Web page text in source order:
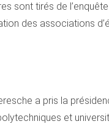
sont tirés de
des associations
a pris la
et